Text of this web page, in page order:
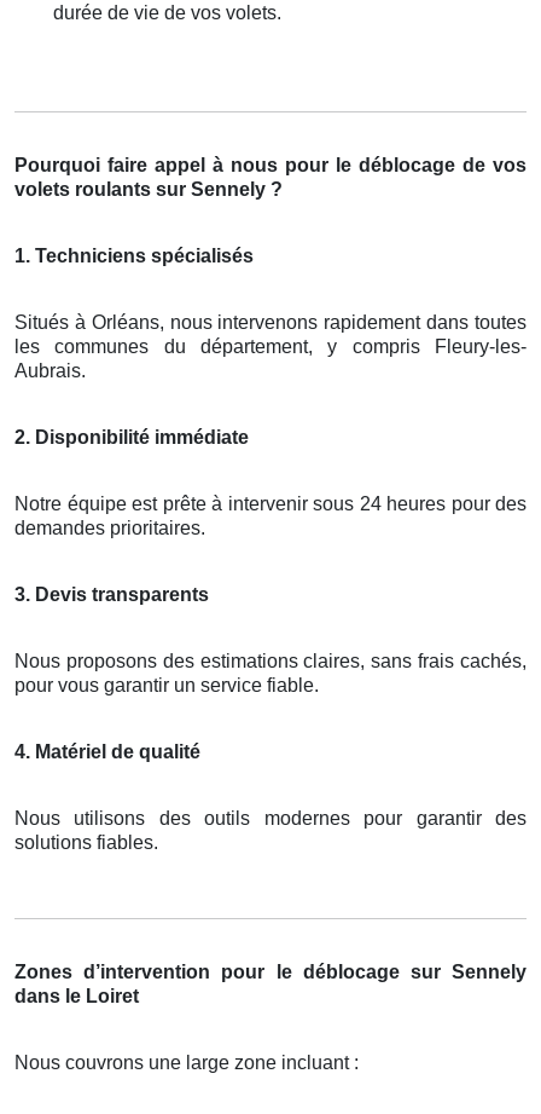
durée de vie de vos volets.
Pourquoi faire appel à nous pour le déblocage de vos
volets roulants sur Sennely ?
1. Techniciens spécialisés
Situés à Orléans, nous intervenons rapidement dans toutes
les communes du département, y compris Fleury-les-
Aubrais.
2. Disponibilité immédiate
Notre équipe est prête à intervenir sous 24 heures pour des
demandes prioritaires.
3. Devis transparents
Nous proposons des estimations claires, sans frais cachés,
pour vous garantir un service fiable.
4. Matériel de qualité
Nous utilisons des outils modernes pour garantir des
solutions fiables.
Zones d’intervention pour le déblocage sur Sennely
dans le Loiret
Nous couvrons une large zone incluant :